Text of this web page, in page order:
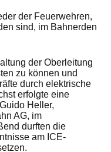
der Feuerwehren,
sind, im Bahnerden
der Oberleitung
zu können und
durch elektrische
erfolgte eine
Heller,
AG, im
durften die
am ICE-